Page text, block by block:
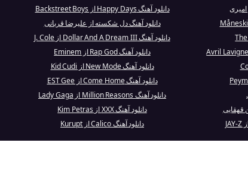
امیری
دانلود آهنگ Happy Days از Backstreet Boys
دانلود آهنگ دل‌ شکسته از علیرضا قربانی
دانلود آهنگ Dollar And A Dream III از J. Cole
دانلود آهنگ Rap God از Eminem
دانلود آهنگ New Mode از Kid Cudi
دانلود آهنگ Come Home از EST Gee
دانلود آهنگ Million Reasons از Lady Gaga
قهقایی
دانلود آهنگ XXX از Kim Petras
دانلود آهنگ Calico از Kurupt